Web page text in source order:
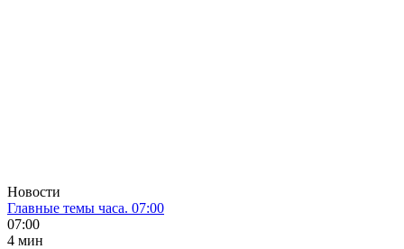
Новости
Главные темы часа. 07:00
07:00
4 мин